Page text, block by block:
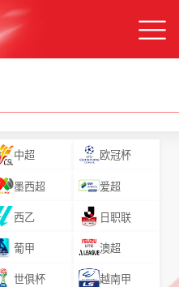
中超 欧冠杯
墨西超 爱超
西乙 日职联
葡甲 澳超
世俱杯 越南甲